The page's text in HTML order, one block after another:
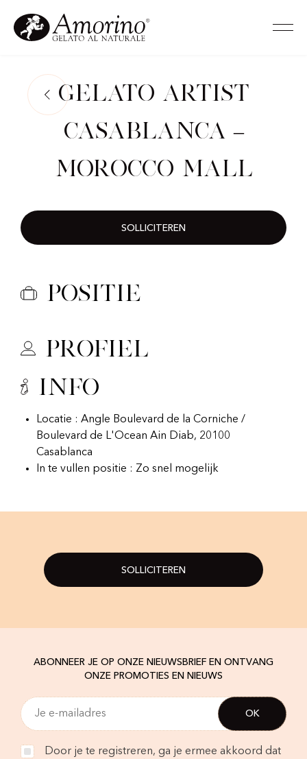
Gelato Artist
Casablanca –
Morocco Mall
SOLLICITEREN
Positie
Profiel
Info
Locatie : Angle Boulevard de la Corniche /
Boulevard de L'Ocean Ain Diab, 20100
Casablanca
In te vullen positie : Zo snel mogelijk
SOLLICITEREN
ABONNEER JE OP ONZE NIEUWSBRIEF EN ONTVANG
ONZE PROMOTIES EN NIEUWS
Door je te registreren, ga je ermee akkoord dat